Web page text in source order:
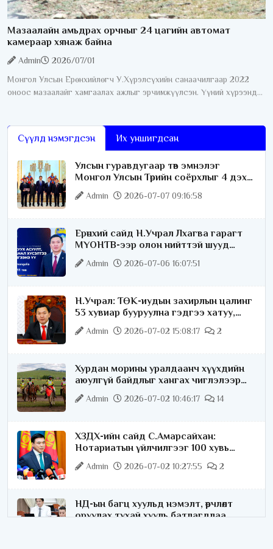
Мазаалайн амьдрах орчныг 24 цагийн автомат
камераар хянаж байна
Admin
2026/07/01
Монгол Улсын Ерөнхийлөгч У.Хүрэлсүхийн санаачилгаар 2022
оноос мазаалайг хамгаалах ажлыг эрчимжүүлсэн. Үүний хүрээнд
Сүүлд нэмэгдсэн Их уншигдсан
Улсын гуравдугаар төв эмнэлэг
Монгол Улсын Төрийн соёрхлыг 4 дэх
удаагаа хүртлээ
Admin 2026-07-07 09:16:58
Ерөнхий сайд Н.Учрал Лхагва гарагт
МҮОНТВ-ээр олон нийттэй шууд
ярилцана
Admin 2026-07-06 16:07:51
Н.Учрал: ТӨК-иудын захирлын цалинг
53 хувиар бууруулна гэдгээ хатуу,
хариуцлагатайгаар хэлье
Admin 2026-07-02 15:08:17 2
Хурдан морины уралдаанч хүүхдийн
аюулгүй байдлыг хангах чиглэлээр
ажиллаж байна
Admin 2026-07-02 10:46:17 14
ХЗДХ-ийн сайд С.Амарсайхан:
Нотариатын үйлчилгээг 100 хувь
цахимжуулна
Admin 2026-07-02 10:27:55 2
НД-ын багц хуульд нэмэлт, өөрчлөлт
оруулах тухай хууль батлагдлаа